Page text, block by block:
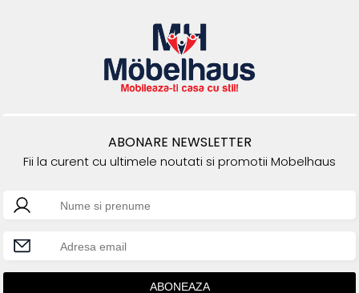
ABONARE NEWSLETTER
Fii la curent cu ultimele noutati si promotii Mobelhaus